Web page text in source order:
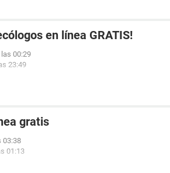
en línea GRATIS!
00:29
23:49
gratis
03:38
01:13